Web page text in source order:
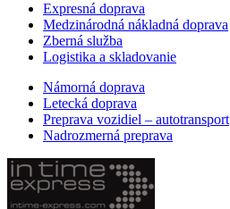
Expresná doprava
Medzinárodná nákladná doprava
Zberná služba
Logistika a skladovanie
Námorná doprava
Letecká doprava
Preprava vozidiel – autotransport
Nadrozmerná preprava